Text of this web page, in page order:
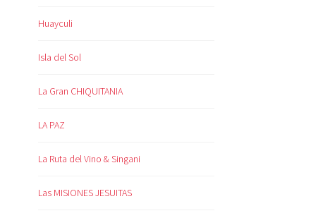
Huayculi
Isla del Sol
La Gran CHIQUITANIA
LA PAZ
La Ruta del Vino & Singani
Las MISIONES JESUITAS